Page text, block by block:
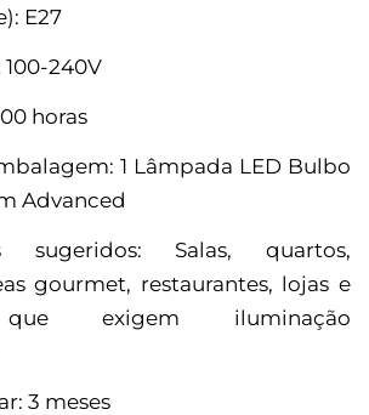
E27
100-240V
horas
1 Lâmpada LED Bulbo
Advanced
sugeridos: Salas, quartos,
gourmet, restaurantes, lojas e
que exigem iluminação
3 meses